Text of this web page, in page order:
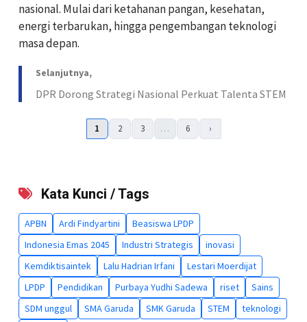
nasional. Mulai dari ketahanan pangan, kesehatan,
energi terbarukan, hingga pengembangan teknologi
masa depan.
Selanjutnya,
DPR Dorong Strategi Nasional Perkuat Talenta STEM
1 2 3 … 6 ›
Kata Kunci / Tags
APBN Ardi Findyartini
Beasiswa LPDP
Indonesia Emas 2045
Industri Strategis
inovasi
Kemdiktisaintek
Lalu Hadrian Irfani
Lestari Moerdijat
LPDP
Pendidikan Purbaya Yudhi Sadewa riset
Sains
SDM unggul
SMA Garuda SMK Garuda STEM
teknologi